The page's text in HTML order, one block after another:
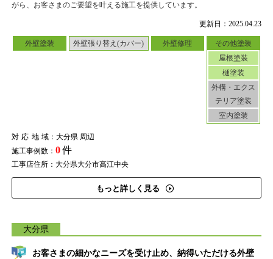
更新日：2025.04.23
外壁塗装 外壁張り替え(カバー) 外壁修理
その他塗装
屋根塗装
樋塗装
外構・エクス
テリア塗装
室内塗装
対応地域：大分県 周辺
施工事例数： 0件
工事店住所：大分県大分市高江中央
もっと詳しく見る
がら、お客さまのご要望を叶える施工を提供しています。
大分県
お客さまの細かなニーズを受け止め、納得いただける外壁